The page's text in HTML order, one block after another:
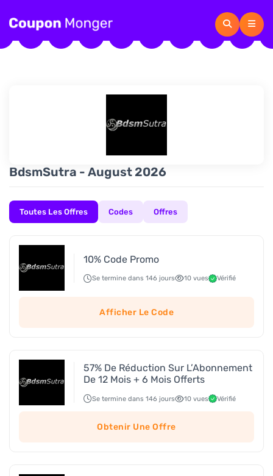
BdsmSutra - August 2026
Toutes Les Offres Codes Offres
10% Code Promo
Se termine dans 146 jours 10 vues Vérifié
Afficher Le Code
57% De Réduction Sur L’Abonnement
De 12 Mois + 6 Mois Offerts
Se termine dans 146 jours 10 vues Vérifié
Obtenir Une Offre